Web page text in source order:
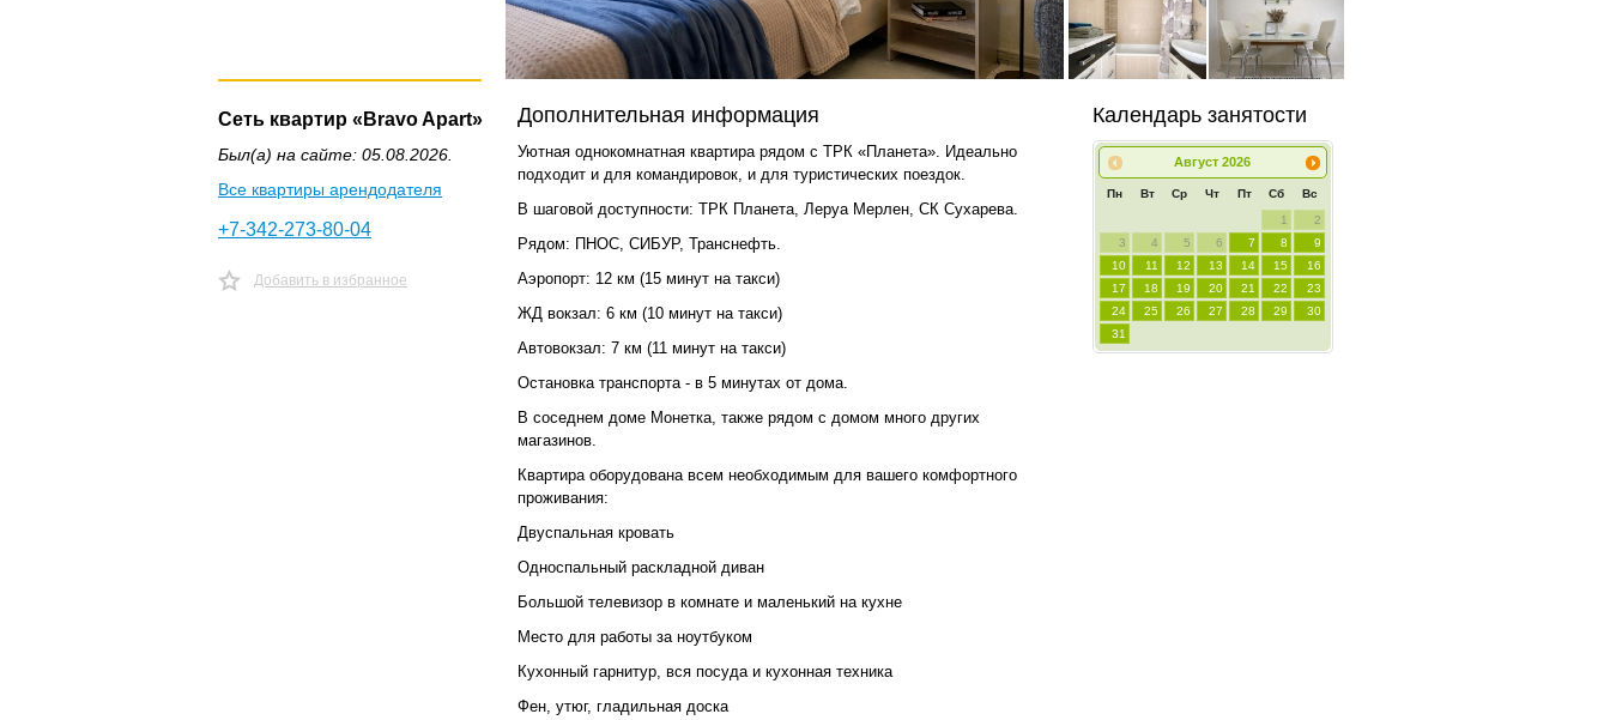
Сеть квартир «Bravo Apart»
Был(а) на сайте: 05.08.2026.
Все квартиры арендодателя
+7-342-273-80-04
Добавить в избранное
Дополнительная информация
Уютная однокомнатная квартира рядом с ТРК «Планета». Идеально
подходит и для командировок, и для туристических поездок.
В шаговой доступности: ТРК Планета, Леруа Мерлен, СК Сухарева.
Рядом: ПНОС, СИБУР, Транснефть.
Аэропорт: 12 км (15 минут на такси)
ЖД вокзал: 6 км (10 минут на такси)
Автовокзал: 7 км (11 минут на такси)
Остановка транспорта - в 5 минутах от дома.
В соседнем доме Монетка, также рядом с домом много других
магазинов.
Квартира оборудована всем необходимым для вашего комфортного
проживания:
Двуспальная кровать
Односпальный раскладной диван
Большой телевизор в комнате и маленький на кухне
Место для работы за ноутбуком
Кухонный гарнитур, вся посуда и кухонная техника
Фен, утюг, гладильная доска
Календарь занятости
Август 2026
Пн Вт Ср Чт Пт Сб Вс
1
2
3
4 5 6 7 8
9
10
11 12 13 14 15
16
17
18 19 20 21 22
23
24
25 26 27 28 29
30
31